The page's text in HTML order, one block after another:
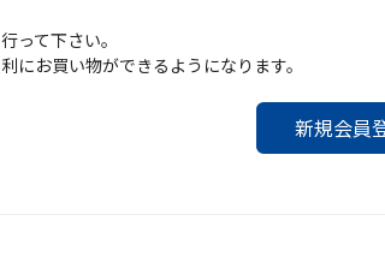
って下さい。
にお買い物ができるようになります。